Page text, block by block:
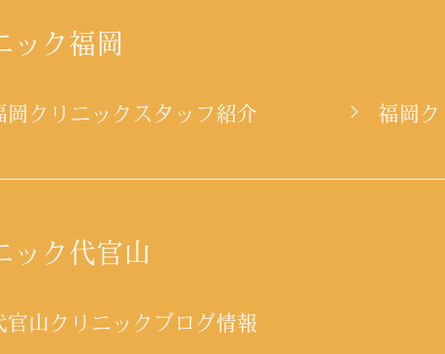
ック福岡
岡クリニックスタッフ紹介 福岡
ク代官山
官山クリニックブログ情報